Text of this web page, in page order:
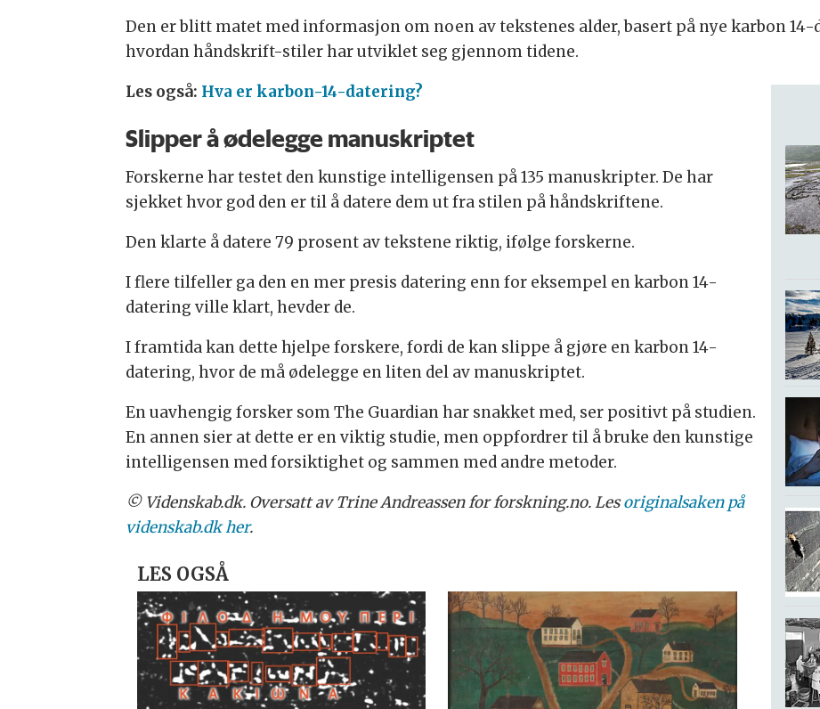
Den er blitt matet med informasjon om noen av tekstenes alder, basert på nye karbon
hvordan håndskrift-stiler har utviklet seg gjennom tidene.
Les også: Hva er karbon-14-datering?
Slipper å ødelegge manuskriptet
Forskerne har testet den kunstige intelligensen på 135 manuskripter. De har
sjekket hvor god den er til å datere dem ut fra stilen på håndskriftene.
Den klarte å datere 79 prosent av tekstene riktig, ifølge forskerne.
I flere tilfeller ga den en mer presis datering enn for eksempel en karbon 14-
datering ville klart, hevder de.
I framtida kan dette hjelpe forskere, fordi de kan slippe å gjøre en karbon 14-
datering, hvor de må ødelegge en liten del av manuskriptet.
En uavhengig forsker som The Guardian har snakket med, ser positivt på studien.
En annen sier at dette er en viktig studie, men oppfordrer til å bruke den kunstige
intelligensen med forsiktighet og sammen med andre metoder.
© Videnskab.dk. Oversatt av Trine Andreassen for forskning.no. Lesoriginalsaken på
videnskab.dk her.
LES OGSÅ